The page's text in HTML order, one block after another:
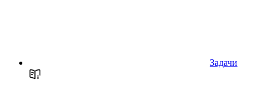
Задачи